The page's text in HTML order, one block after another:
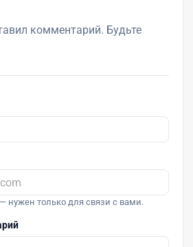
комментарий. Будьте
нужен только для связи с вами.